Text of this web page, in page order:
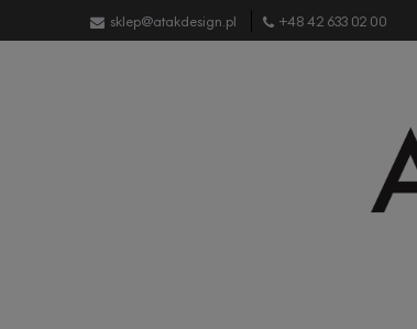
sklep@atakdesign.pl +48 42 633 02 00